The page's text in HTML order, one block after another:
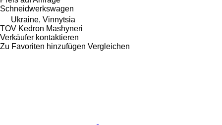
Schneidwerkswagen
Ukraine, Vinnytsia
TOV Kedron Mashyneri
Verkäufer kontaktieren
Zu Favoriten hinzufügen Vergleichen